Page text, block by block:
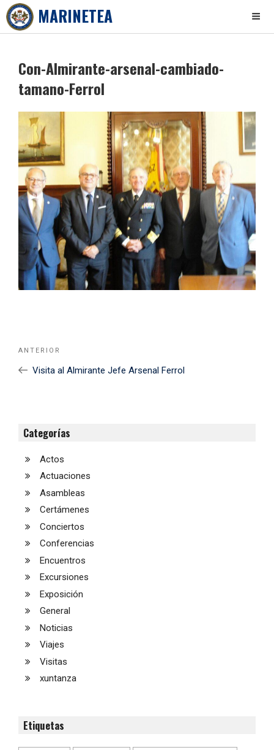
content
MARINETEA
Con-Almirante-arsenal-cambiado-
tamano-Ferrol
Navegación
entradas
Noticia
Anterior
ANTERIOR
Visita al Almirante Jefe Arsenal Ferrol
Categorías
Actos
Actuaciones
Asambleas
Certámenes
Conciertos
Conferencias
Encuentros
Excursiones
Exposición
General
Noticias
Viajes
Visitas
xuntanza
Etiquetas